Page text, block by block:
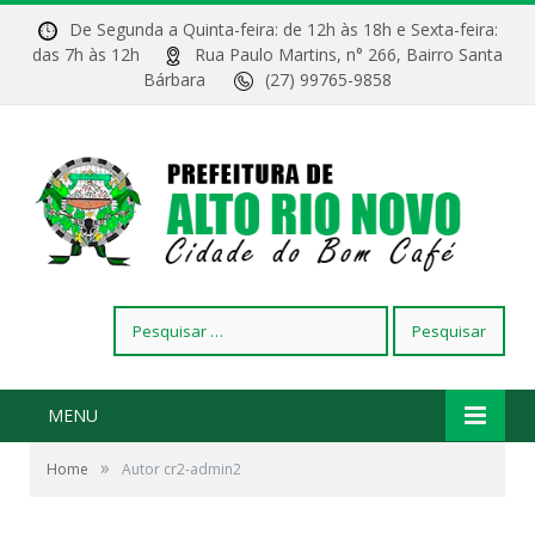
De Segunda a Quinta-feira: de 12h às 18h e Sexta-feira:
das 7h às 12h
Rua Paulo Martins, n° 266, Bairro Santa
Bárbara
(27) 99765-9858
por:
MENU
Home » Autor cr2-admin2